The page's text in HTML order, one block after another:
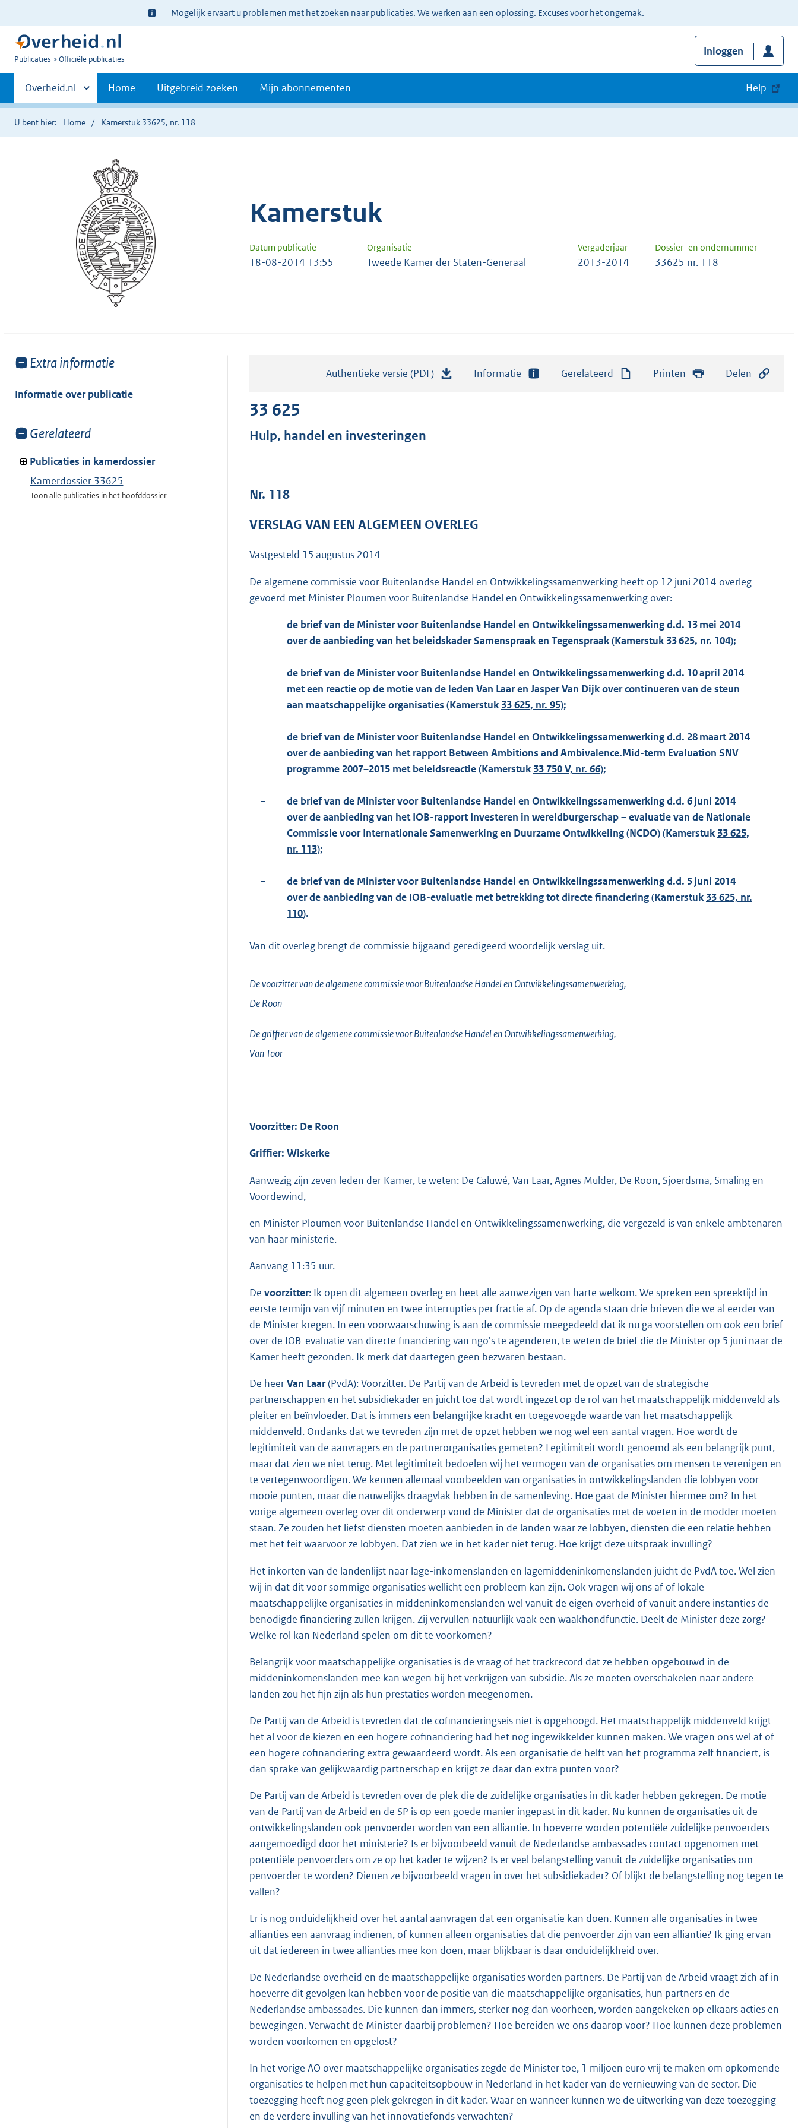
Ter
informatie:
Mogelijk ervaart u problemen met het zoeken naar publicaties. We werken aan een oplossing. Excuses voor het ongemak.
U
Publicaties Officiële publicaties
Inloggen
Primaire
navigatie
Andere
sites
binnen
Overheid.nl Home Uitgebreid zoeken Mijn abonnementen Help
U bent hier: Home Kamerstuk 33625, nr. 118
Kamerstuk
Datum publicatie Organisatie Vergaderjaar Dossier- en ondernummer
18-08-2014 13:55 Tweede Kamer der Staten-Generaal 2013-2014 33625 nr. 118
Toon
van:
Extra informatie
Informatie over publicatie
Toon
van:
Gerelateerd
Publicaties in kamerdossier
Kamerdossier 33625
Toon alle publicaties in het hoofddossier
Authentieke versie (PDF)
r
t
e
1
0
K
b
Informatie Gerelateerd Printen Delen
33 625
Hulp, handel en investeringen
Nr. 118
VERSLAG VAN EEN ALGEMEEN OVERLEG
Vastgesteld 15 augustus 2014
De algemene commissie voor Buitenlandse Handel en Ontwikkelingssamenwerking heeft op 12 juni 2014 overleg
gevoerd met Minister Ploumen voor Buitenlandse Handel en Ontwikkelingssamenwerking over:
−
de brief van de Minister voor Buitenlandse Handel en Ontwikkelingssamenwerking d.d. 13 mei 2014
over de aanbieding van het beleidskader Samenspraak en Tegenspraak (Kamerstuk 33 625, nr. 104);
−
de brief van de Minister voor Buitenlandse Handel en Ontwikkelingssamenwerking d.d. 10 april 2014
met een reactie op de motie van de leden Van Laar en Jasper Van Dijk over continueren van de steun
aan maatschappelijke organisaties (Kamerstuk 33 625, nr. 95);
−
de brief van de Minister voor Buitenlandse Handel en Ontwikkelingssamenwerking d.d. 28 maart 2014
over de aanbieding van het rapport Between Ambitions and Ambivalence.Mid-term Evaluation SNV
programme 2007–2015 met beleidsreactie (Kamerstuk 33 750 V, nr. 66);
−
de brief van de Minister voor Buitenlandse Handel en Ontwikkelingssamenwerking d.d. 6 juni 2014
over de aanbieding van het IOB-rapport Investeren in wereldburgerschap – evaluatie van de Nationale
Commissie voor Internationale Samenwerking en Duurzame Ontwikkeling (NCDO) (Kamerstuk 33 625,
nr. 113);
−
de brief van de Minister voor Buitenlandse Handel en Ontwikkelingssamenwerking d.d. 5 juni 2014
over de aanbieding van de IOB-evaluatie met betrekking tot directe financiering (Kamerstuk 33 625, nr.
110).
Van dit overleg brengt de commissie bijgaand geredigeerd woordelijk verslag uit.
De voorzitter van de algemene commissie voor Buitenlandse Handel en Ontwikkelingssamenwerking,
De Roon
De griffier van de algemene commissie voor Buitenlandse Handel en Ontwikkelingssamenwerking,
Van Toor
Voorzitter: De Roon
Griffier: Wiskerke
Aanwezig zijn zeven leden der Kamer, te weten: De Caluwé, Van Laar, Agnes Mulder, De Roon, Sjoerdsma, Smaling en
Voordewind,
en Minister Ploumen voor Buitenlandse Handel en Ontwikkelingssamenwerking, die vergezeld is van enkele ambtenaren
van haar ministerie.
Aanvang 11:35 uur.
De voorzitter: Ik open dit algemeen overleg en heet alle aanwezigen van harte welkom. We spreken een spreektijd in
eerste termijn van vijf minuten en twee interrupties per fractie af. Op de agenda staan drie brieven die we al eerder van
de Minister kregen. In een voorwaarschuwing is aan de commissie meegedeeld dat ik nu ga voorstellen om ook een brief
over de IOB-evaluatie van directe financiering van ngo's te agenderen, te weten de brief die de Minister op 5 juni naar de
Kamer heeft gezonden. Ik merk dat daartegen geen bezwaren bestaan.
De heerVan Laar(PvdA): Voorzitter. De Partij van de Arbeid is tevreden met de opzet van de strategische
partnerschappen en het subsidiekader en juicht toe dat wordt ingezet op de rol van het maatschappelijk middenveld als
pleiter en beïnvloeder. Dat is immers een belangrijke kracht en toegevoegde waarde van het maatschappelijk
middenveld. Ondanks dat we tevreden zijn met de opzet hebben we nog wel een aantal vragen. Hoe wordt de
legitimiteit van de aanvragers en de partnerorganisaties gemeten? Legitimiteit wordt genoemd als een belangrijk punt,
maar dat zien we niet terug. Met legitimiteit bedoelen wij het vermogen van de organisaties om mensen te verenigen en
te vertegenwoordigen. We kennen allemaal voorbeelden van organisaties in ontwikkelingslanden die lobbyen voor
mooie punten, maar die nauwelijks draagvlak hebben in de samenleving. Hoe gaat de Minister hiermee om? In het
vorige algemeen overleg over dit onderwerp vond de Minister dat de organisaties met de voeten in de modder moeten
staan. Ze zouden het liefst diensten moeten aanbieden in de landen waar ze lobbyen, diensten die een relatie hebben
met het feit waarvoor ze lobbyen. Dat zien we in het kader niet terug. Hoe krijgt deze uitspraak invulling?
Het inkorten van de landenlijst naar lage-inkomenslanden en lagemiddeninkomenslanden juicht de PvdA toe. Wel zien
wij in dat dit voor sommige organisaties wellicht een probleem kan zijn. Ook vragen wij ons af of lokale
maatschappelijke organisaties in middeninkomenslanden wel vanuit de eigen overheid of vanuit andere instanties de
benodigde financiering zullen krijgen. Zij vervullen natuurlijk vaak een waakhondfunctie. Deelt de Minister deze zorg?
Welke rol kan Nederland spelen om dit te voorkomen?
Belangrijk voor maatschappelijke organisaties is de vraag of het trackrecord dat ze hebben opgebouwd in de
middeninkomenslanden mee kan wegen bij het verkrijgen van subsidie. Als ze moeten overschakelen naar andere
landen zou het fijn zijn als hun prestaties worden meegenomen.
De Partij van de Arbeid is tevreden dat de cofinancieringseis niet is opgehoogd. Het maatschappelijk middenveld krijgt
het al voor de kiezen en een hogere cofinanciering had het nog ingewikkelder kunnen maken. We vragen ons wel af of
een hogere cofinanciering extra gewaardeerd wordt. Als een organisatie de helft van het programma zelf financiert, is
dan sprake van gelijkwaardig partnerschap en krijgt ze daar dan extra punten voor?
De Partij van de Arbeid is tevreden over de plek die de zuidelijke organisaties in dit kader hebben gekregen. De motie
van de Partij van de Arbeid en de SP is op een goede manier ingepast in dit kader. Nu kunnen de organisaties uit de
ontwikkelingslanden ook penvoerder worden van een alliantie. In hoeverre worden potentiële zuidelijke penvoerders
aangemoedigd door het ministerie? Is er bijvoorbeeld vanuit de Nederlandse ambassades contact opgenomen met
potentiële penvoerders om ze op het kader te wijzen? Is er veel belangstelling vanuit de zuidelijke organisaties om
penvoerder te worden? Dienen ze bijvoorbeeld vragen in over het subsidiekader? Of blijkt de belangstelling nog tegen te
vallen?
Er is nog onduidelijkheid over het aantal aanvragen dat een organisatie kan doen. Kunnen alle organisaties in twee
allianties een aanvraag indienen, of kunnen alleen organisaties dat die penvoerder zijn van een alliantie? Ik ging ervan
uit dat iedereen in twee allianties mee kon doen, maar blijkbaar is daar onduidelijkheid over.
De Nederlandse overheid en de maatschappelijke organisaties worden partners. De Partij van de Arbeid vraagt zich af in
hoeverre dit gevolgen kan hebben voor de positie van die maatschappelijke organisaties, hun partners en de
Nederlandse ambassades. Die kunnen dan immers, sterker nog dan voorheen, worden aangekeken op elkaars acties en
bewegingen. Verwacht de Minister daarbij problemen? Hoe bereiden we ons daarop voor? Hoe kunnen deze problemen
worden voorkomen en opgelost?
In het vorige AO over maatschappelijke organisaties zegde de Minister toe, 1 miljoen euro vrij te maken om opkomende
organisaties te helpen met hun capaciteitsopbouw in Nederland in het kader van de vernieuwing van de sector. Die
toezegging heeft nog geen plek gekregen in dit kader. Waar en wanneer kunnen we de uitwerking van deze toezegging
en de verdere invulling van het innovatiefonds verwachten?